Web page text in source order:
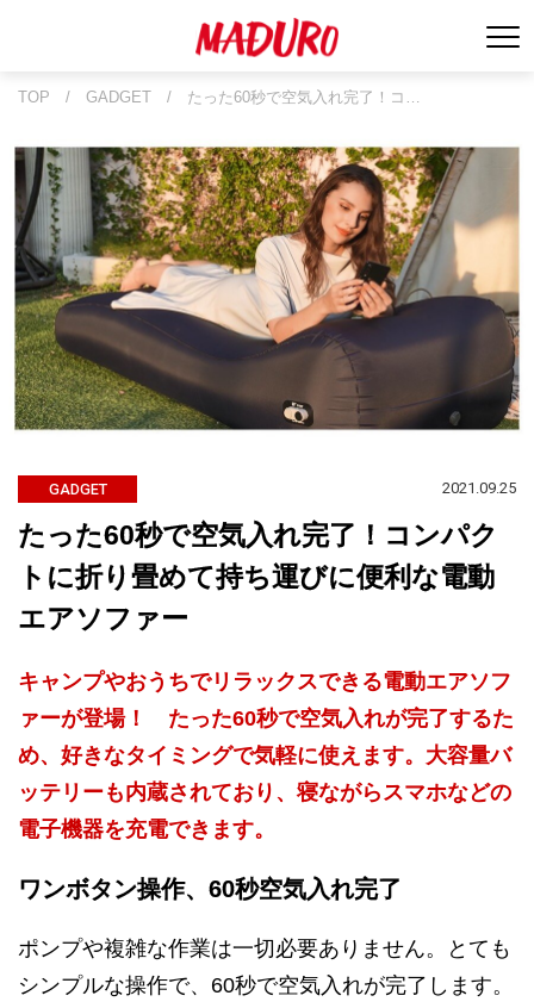
TOP / GADGET / たった60秒で空気入れ完了！コ…
GADGET 2021.09.25
たった60秒で空気入れ完了！コンパク
トに折り畳めて持ち運びに便利な電動
エアソファー
キャンプやおうちでリラックスできる電動エアソフ
ァーが登場！ たった60秒で空気入れが完了するた
め、好きなタイミングで気軽に使えます。大容量バ
ッテリーも内蔵されており、寝ながらスマホなどの
電子機器を充電できます。
ワンボタン操作、60秒空気入れ完了
ポンプや複雑な作業は一切必要ありません。とても
シンプルな操作で、60秒で空気入れが完了します。